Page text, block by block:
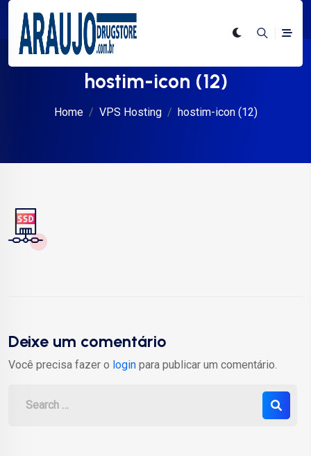
hostim-icon (12)
Home VPS Hosting hostim-icon (12)
Deixe um comentário
Você precisa fazer o login para publicar um comentário.